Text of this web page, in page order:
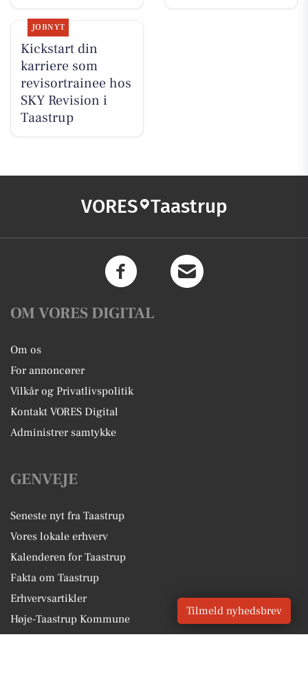
JOBNYT
Kickstart din
karriere som
revisortrainee hos
SKY Revision i
Taastrup
VORES Taastrup
OM VORES DIGITAL
Om os
For annoncører
Vilkår og Privatlivspolitik
Kontakt VORES Digital
Administrer samtykke
GENVEJE
Seneste nyt fra Taastrup
Vores lokale erhverv
Kalenderen for Taastrup
Fakta om Taastrup
Erhvervsartikler
Høje-Taastrup Kommune
Tilmeld nyhedsbrev